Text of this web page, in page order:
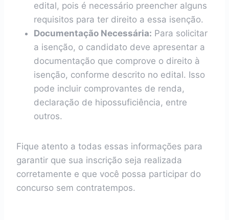
edital, pois é necessário preencher alguns
requisitos para ter direito a essa isenção.
Documentação Necessária: Para solicitar
a isenção, o candidato deve apresentar a
documentação que comprove o direito à
isenção, conforme descrito no edital. Isso
pode incluir comprovantes de renda,
declaração de hipossuficiência, entre
outros.
Fique atento a todas essas informações para
garantir que sua inscrição seja realizada
corretamente e que você possa participar do
concurso sem contratempos.